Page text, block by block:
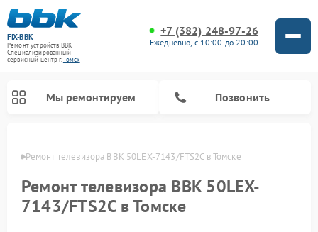
FIX-BBK
Ремонт устройств BBK
Специализированный
cервисный центр г.Томск
+7 (382) 248-97-26
Ежедневно, с 10:00 до 20:00
Мы ремонтируем Позвонить
Ремонт телевизора BBK 50LEX-7143/FTS2C в Томске
Ремонт телевизора BBK 50LEX-
7143/FTS2C в Томске